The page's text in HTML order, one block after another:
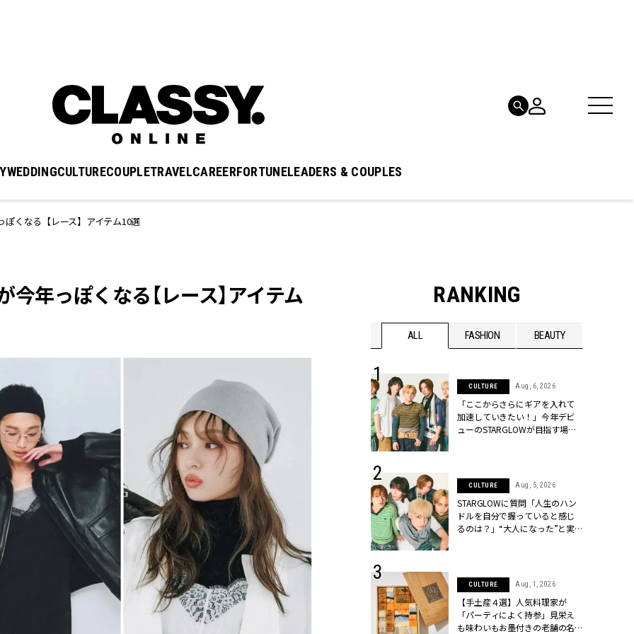
WEDDINGCULTURECOUPLETRAVELCAREERFORTUNELEADERS & COUPLES
くなる【レース】アイテム10選
年っぽくなる【レース】アイテム RANKING
ALL FASHION BEAUTY
忙しい毎日に「うるおいター
ボ」を。新【SOFINA BASIC＋】
のお手入れでうるおってなめら
かな肌を目指す | CLASSY.[クラッ
シィ]
BEAUTY Aug, 6, 2026
【ヘアアクセ6選】手抜きに見え
ない！アラサーのまとめ髪が垢
抜ける「即戦力アクセ」たち |
CLASSY.[クラッシィ]
Aug, 5, 2026
ユニクロ名品も！日焼け対策ガ
結婚式に黒ドレスはアリ？お呼
ばれで失敗しないコーデ＆マナ
ーを解説 | CLASSY.[クラッシィ]
WEDDING
【結婚指輪】人気ブランドのリ
ング22選｜20〜30代カップルの
エピソードも | CLASSY.[クラッシ
ィ]
WEDDING
【一生ものジュエリー】1つでも
存在感が際立つ！ポメラートの
CULTURE Aug, 6, 2026
「ここからさらにギアを入れて
加速していきたい！」今年デビ
ューのSTARGLOWが目指す場所
CULTURE Aug, 5, 2026
STARGLOWに質問「人生のハン
ドルを自分で握っていると感じ
るのは？」“大️人になった”と実
CULTURE Aug, 1, 2026
【手土産４選】人気料理家が
「パーティによく持参」見栄え
も味わいもお墨付きの老舗の名